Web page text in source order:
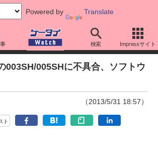
Powered by Translate
検索 Impressサイト
003SH/005SHに不具合、ソフトウ
（2013/5/31 18:57）
ト